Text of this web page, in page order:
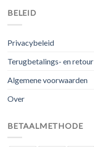
BELEID
Privacybeleid
Terugbetalings- en
Algemene voorwaarden
Over
BETAALMETHODE